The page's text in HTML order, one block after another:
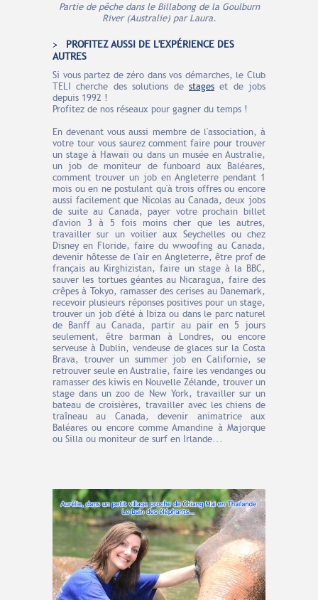
Partie de pêche dans le Billabong de la Goulburn
River (Australie) par Laura.
PROFITEZ AUSSI DE L'EXPÉRIENCE DES
AUTRES
Si vous partez de zéro dans vos démarches, le Club
TELI cherche des solutions de stageset de jobs
depuis 1992 !
Profitez de nos réseaux pour gagner du temps !
En devenant vous aussi membre de l'association, à
votre tour vous saurez comment faire pour trouver
un stage à Hawaii ou dans un musée en Australie,
un job de moniteur de funboard aux Baléares,
comment trouver un job en Angleterre pendant 1
mois ou en ne postulant qu'à trois offres ou encore
aussi facilement que Nicolas au Canada, deux jobs
de suite au Canada, payer votre prochain billet
d'avion 3 à 5 fois moins cher que les autres,
travailler sur un voilier aux Seychelles ou chez
Disney en Floride, faire du wwoofing au Canada,
devenir hôtesse de l'air en Angleterre, être prof de
français au Kirghizistan, faire un stage à la BBC,
sauver les tortues géantes au Nicaragua, faire des
crêpes à Tokyo, ramasser des cerises au Danemark,
recevoir plusieurs réponses positives pour un stage,
trouver un job d'été à Ibiza ou dans le parc naturel
de Banff au Canada, partir au pair en 5 jours
seulement, être barman à Londres, ou encore
serveuse à Dublin, vendeuse de glaces sur la Costa
Brava, trouver un summer job en Californie, se
retrouver seule en Australie, faire les vendanges ou
ramasser des kiwis en Nouvelle Zélande, trouver un
stage dans un zoo de New York, travailler sur un
bateau de croisières, travailler avec les chiens de
traîneau au Canada, devenir animatrice aux
Baléares ou encore comme Amandine à Majorque
ou Silla ou moniteur de surf en Irlande...